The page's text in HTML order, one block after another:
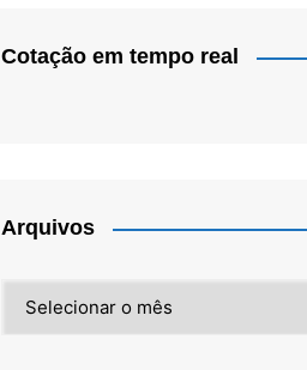
Cotação em tempo real
Arquivos